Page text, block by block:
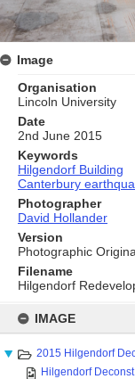
content
IMAGE
2015 Hilgendorf
Hilgendorf
Image
Organisation
Lincoln University
Date
2nd June 2015
Keywords
Hilgendorf Building
Canterbury
Photographer
David Hollander
Version
Photographic
Filename
Hilgendorf